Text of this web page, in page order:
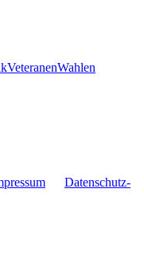
VeteranenWahlen
Daten­schutz­